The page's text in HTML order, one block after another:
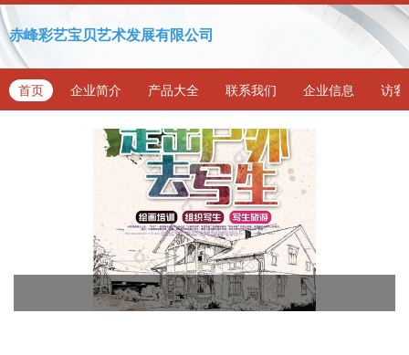
赤峰彩艺宝贝艺术发展有限公司
首页 企业简介 产品大全 联系我们 企业信息 访客